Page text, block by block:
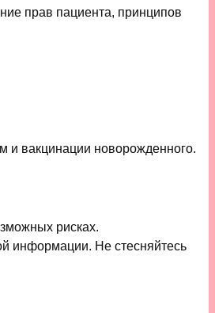
прав пациента, принципов
и вакцинации новорожденного.
рисках.
информации. Не стесняйтесь